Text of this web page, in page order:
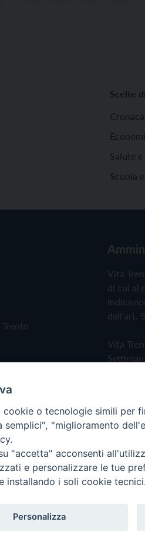
Scelte
Cronaca
Salute e
Scuola
Vita
di cui al
dell'art.
Vita
Privacy
riservati - Vita Trentina
cookie o tecnologie simili per
semplici", "miglioramento
"accetta" acconsenti
e personalizzare le tue
installando i soli cookie
Personalizza